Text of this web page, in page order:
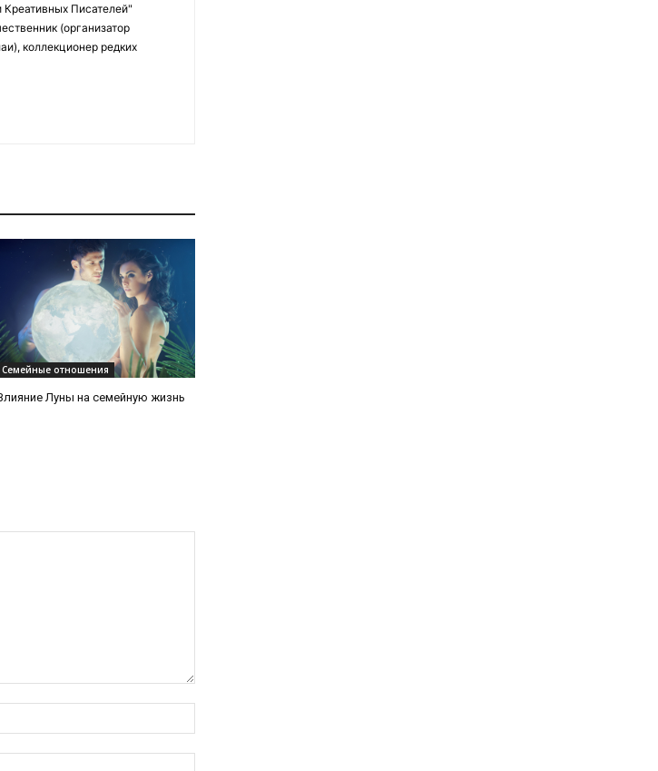
Писателей"
(организатор
коллекционер редких
Семейные отношения
Луны на семейную жизнь